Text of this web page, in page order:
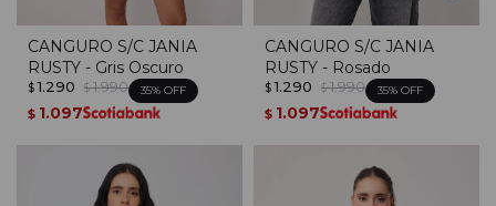
CANGURO S/C JANIA
RUSTY - Gris Oscuro
$ 1.290 $ 1.990 35
$ 1.097
CANGURO S/C JANIA
RUSTY - Rosado
$ 1.290 $ 1.990 35
$ 1.097